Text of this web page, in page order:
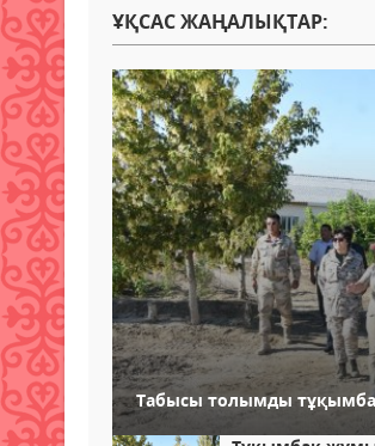
ҰҚСАС ЖАҢАЛЫҚТАР:
Табысы толымды